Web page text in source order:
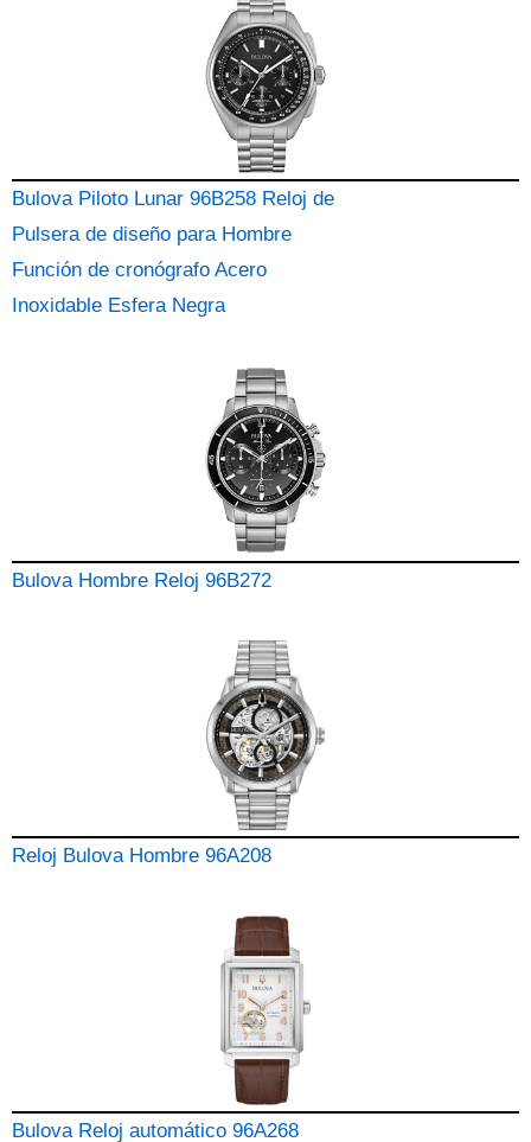
Bulova Piloto Lunar 96B258 Reloj de
Pulsera de diseño para Hombre
Función de cronógrafo Acero
Inoxidable Esfera Negra
Bulova Hombre Reloj 96B272
Reloj Bulova Hombre 96A208
Bulova Reloj automático 96A268